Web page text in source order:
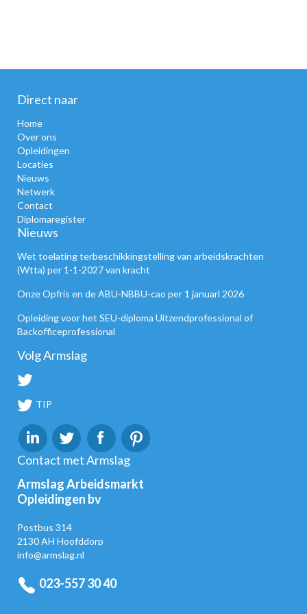
Direct naar
Home
Over ons
Opleidingen
Locaties
Nieuws
Netwerk
Contact
Diplomaregister
Nieuws
Wet toelating terbeschikkingstelling van arbeidskrachten
(Wtta) per 1-1-2027 van kracht
Onze Opfris en de ABU-NBBU-cao per 1 januari 2026
Opleiding voor het SEU-diploma Uitzendprofessional of
Backofficeprofessional
Volg Armslag
TIP
Contact met Armslag
Armslag Arbeidsmarkt
Opleidingen bv
Postbus 314
2130 AH Hoofddorp
info@armslag.nl
023-557 30 40